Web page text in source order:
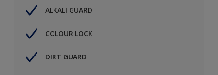
ALKALI GUARD
COLOUR LOCK
DIRT GUARD